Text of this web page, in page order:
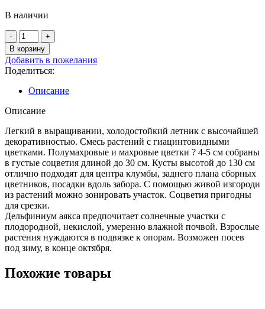
В наличии
Количество
товара
Дельфиниум
Гиацинт,
смесь
окрасок
шт.
В корзину
Добавить в пожелания
Поделиться:
Описание
Описание
Легкий в выращивании, холодостойкий летник с высочайшей
декоративностью. Смесь растений с гиацинтовидными
цветками. Полумахровые и махровые цветки ? 4-5 см собраны
в густые соцветия длиной до 30 см. Кусты высотой до 130 см
отлично подходят для центра клумбы, заднего плана сборных
цветников, посадки вдоль забора. С помощью живой изгороди
из растений можно зонировать участок. Соцветия пригодны
для срезки.
Дельфиниум аякса предпочитает солнечные участки с
плодородной, некислой, умеренно влажной почвой. Взрослые
растения нуждаются в подвязке к опорам. Возможен посев
под зиму, в конце октября.
Похожие товары